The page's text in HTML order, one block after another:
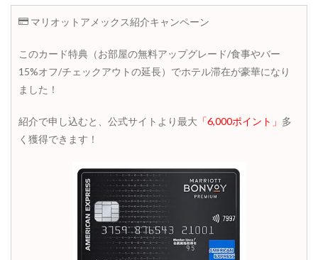
マリオットアメックス紹介キャンペーン
このカード特典（お部屋の無料アップグレード/食事やバー
15%オフ/チェックアウトの延長）でホテル滞在が豪華になり
ました！
紹介で申し込むと、公式サイトより最大 「6,000ポイント」 多
く獲得できます！